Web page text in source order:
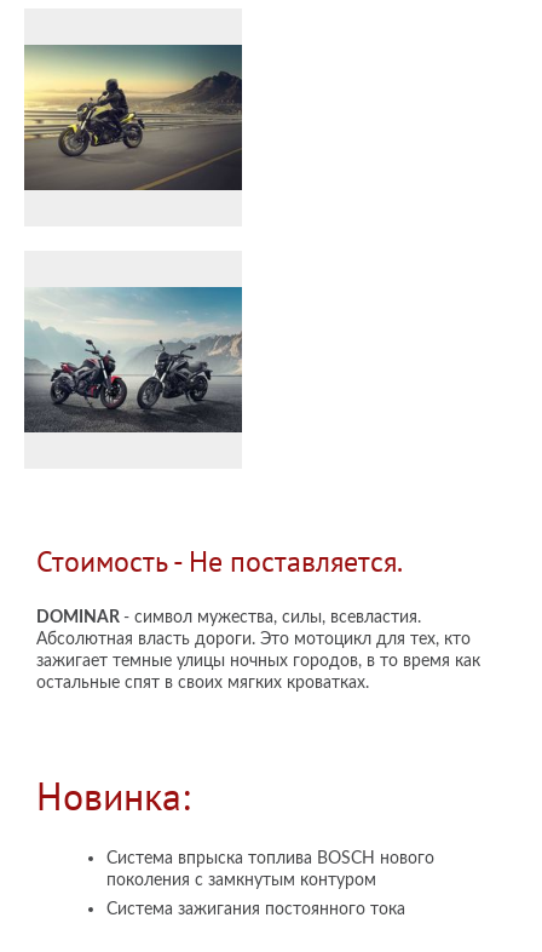
Стоимость - Не поставляется.
DOMINAR - символ мужества, силы, всевластия.
Абсолютная власть дороги. Это мотоцикл для тех, кто
зажигает темные улицы ночных городов, в то время как
остальные спят в своих мягких кроватках.
Новинка:
Система впрыска топлива BOSCH нового
поколения с замкнутым контуром
Система зажигания постоянного тока